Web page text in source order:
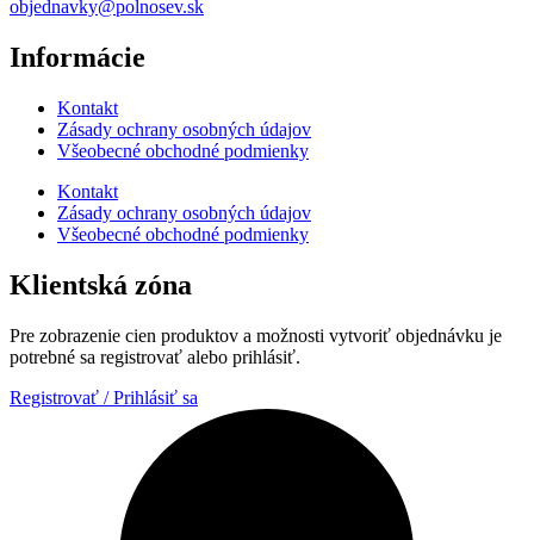
objednavky@polnosev.sk
Informácie
Kontakt
Zásady ochrany osobných údajov
Všeobecné obchodné podmienky
Kontakt
Zásady ochrany osobných údajov
Všeobecné obchodné podmienky
Klientská zóna
Pre zobrazenie cien produktov a možnosti vytvoriť objednávku je
potrebné sa registrovať alebo prihlásiť.
Registrovať / Prihlásiť sa